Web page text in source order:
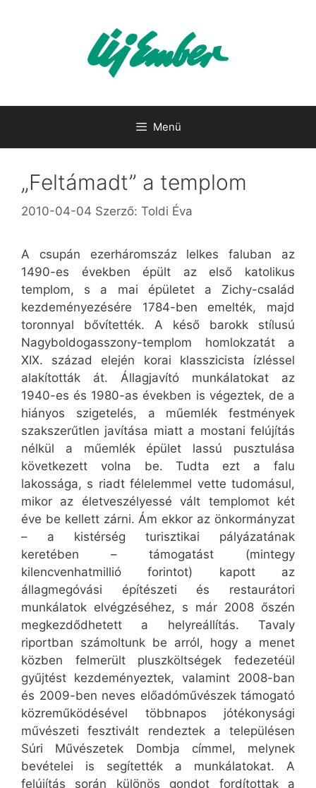
Menü
„Feltámadt” a templom
2010-04-04 Szerző: Toldi Éva
A csupán ezerháromszáz lelkes faluban az
1490-es években épült az első katolikus
templom, s a mai épületet a Zichy-család
kezdeményezésére 1784-ben emelték, majd
toronnyal bővítették. A késő barokk stílusú
Nagyboldogasszony-templom homlokzatát a
XIX. század elején korai klasszicista ízléssel
alakították át. Állagjavító munkálatokat az
1940-es és 1980-as években is végeztek, de a
hiányos szigetelés, a műemlék festmények
szakszerűtlen javítása miatt a mostani felújítás
nélkül a műemlék épület lassú pusztulása
következett volna be. Tudta ezt a falu
lakossága, s riadt félelemmel vette tudomásul,
mikor az életveszélyessé vált templomot két
éve be kellett zárni. Ám ekkor az önkormányzat
– a kistérség turisztikai pályázatának
keretében – támogatást (mintegy
kilencvenhatmillió forintot) kapott az
állagmegóvási építészeti és restaurátori
munkálatok elvégzéséhez, s már 2008 őszén
megkezdődhetett a helyreállítás. Tavaly
riportban számoltunk be arról, hogy a menet
közben felmerült pluszköltségek fedezetéül
gyűjtést kezdeményeztek, valamint 2008-ban
és 2009-ben neves előadóművészek támogató
közreműködésével többnapos jótékonysági
művészeti fesztivált rendeztek a településen
Súri Művészetek Dombja címmel, melynek
bevételei is segítették a munkálatokat. A
felújítás során különös gondot fordítottak a